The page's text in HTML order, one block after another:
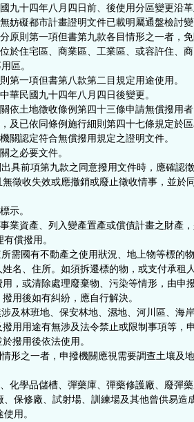
十四年八月四日前、後使用分區變更沿革
礙都市計畫證明文件已載明屬通盤檢討變
則第一項但書第九款各目情形之一者，免
住宅區、商業區、工業區、或容許住、商
。
項但書第八款第二目規定用途使用。
民國九十四年八月四日後變更。
依土地徵收條例第四十三條申請無償撥用
已依同條例施行細則第四十七條規定於區
定符合無償撥用規定之證明文件。
之必要文件。
前項第九款之同意撥用文件時，應確認
徵收失效或應撤銷或廢止徵收情事，並於
示。
業資產、列入變產置產或償債計畫之財產
償撥用。
需國有不動產之使用狀況、地上物等標的
名、住所。如須拆遷標的物，或支付承租
，或清除處理廢棄物、污染等情形，由申
用後如有糾紛，應自行解決。
林班地、保安林地、濕地、河川區、海
用用途有無涉及法令禁止或限制事項等，
撥用後依法使用。
之一者，申撥機關應視需要調查土壤及
化學品儲槽、彈藥庫、彈藥修護廠、廢彈
修廠、試射場、訓練場及其他曾供易造
用。